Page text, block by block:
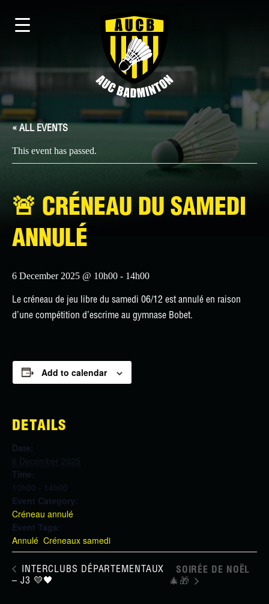
« ALL EVENTS
This event has passed.
🚨​ CRÉNEAU DU SAMEDI
ANNULÉ
6 December 2025 @ 10h00 - 14h00
Le créneau de jeu libre du samedi 06/12 est annulé en raison
d’une compétition d’escrime au gymnase Bobet.
Add to calendar
DETAILS
Date:
6 December 2025
Time:
10h00 - 14h00
Event Category:
Créneau annulé
Event Tags:
Annulé Créneaux samedi
INTERCLUBS DÉPARTEMENTAUX
– J3 💛🖤
SOIRÉE DE NOËL
🎄🎁